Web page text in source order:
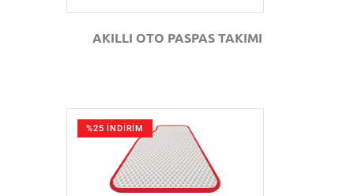
AKILLI OTO PASPAS TAKIMI
%25 İNDİRİM